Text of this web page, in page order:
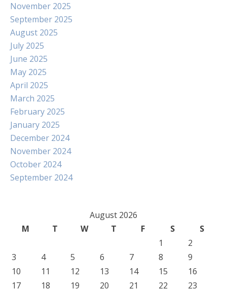
November 2025
September 2025
August 2025
July 2025
June 2025
May 2025
April 2025
March 2025
February 2025
January 2025
December 2024
November 2024
October 2024
September 2024
August 2026
M
T W T F S
S
1
2
3
4 5 6 7 8
9
10
11 12 13 14 15
16
17
18 19 20 21 22
23